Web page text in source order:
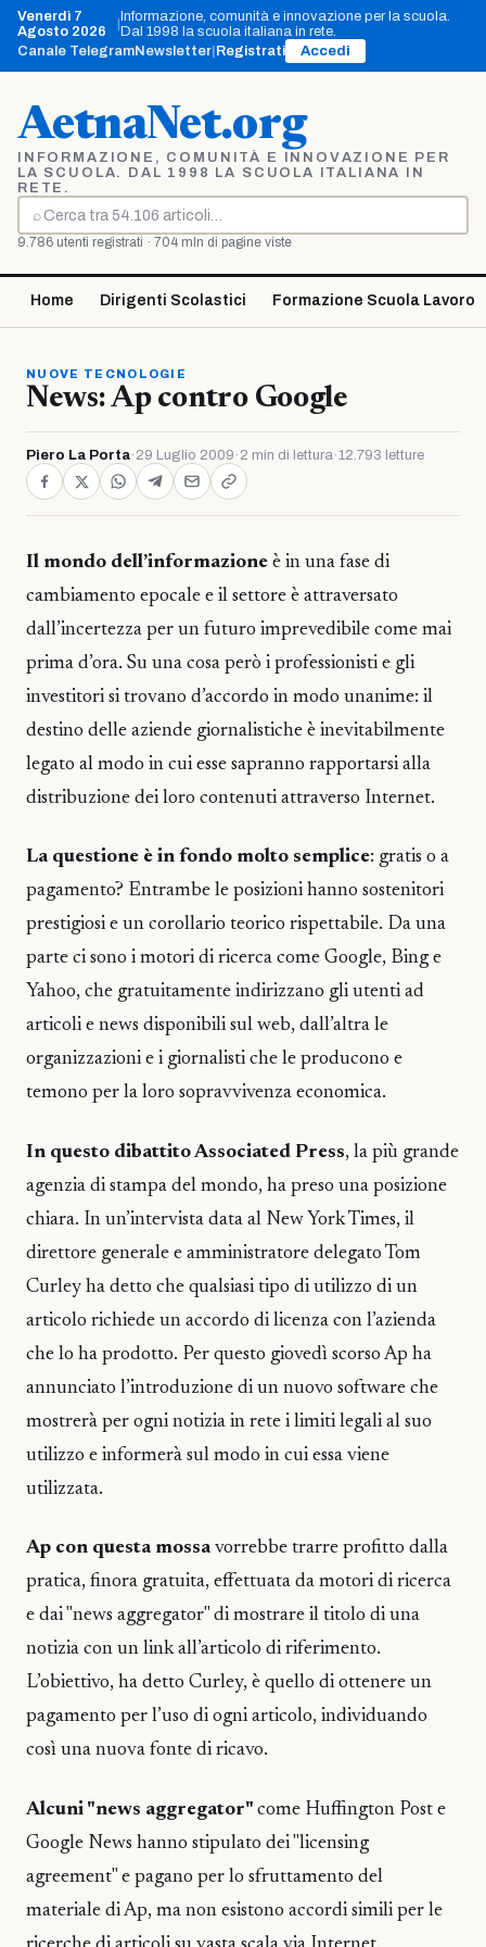
Vai
contenuto
Venerdì 7
Agosto 2026
Informazione, comunità e innovazione per la scuola.
Dal 1998 la scuola italiana in rete.
Canale TelegramNewsletter Registrati Accedi
AetnaNet.org
INFORMAZIONE, COMUNITÀ E INNOVAZIONE PER
LA SCUOLA. DAL 1998 LA SCUOLA ITALIANA IN
RETE.
⌕
Cerca
9.786 utenti registrati · 704 mln di pagine viste
Home Dirigenti Scolastici Formazione Scuola Lavoro
NUOVE TECNOLOGIE
News: Ap contro Google
Piero La Porta· 29 Luglio 2009 · 2 min di lettura·12.793 letture
Il mondo dell’informazione è in una fase di
cambiamento epocale e il settore è attraversato
dall’incertezza per un futuro imprevedibile come mai
prima d’ora. Su una cosa però i professionisti e gli
investitori si trovano d’accordo in modo unanime: il
destino delle aziende giornalistiche è inevitabilmente
legato al modo in cui esse sapranno rapportarsi alla
distribuzione dei loro contenuti attraverso Internet.
La questione è in fondo molto semplice: gratis o a
pagamento? Entrambe le posizioni hanno sostenitori
prestigiosi e un corollario teorico rispettabile. Da una
parte ci sono i motori di ricerca come Google, Bing e
Yahoo, che gratuitamente indirizzano gli utenti ad
articoli e news disponibili sul web, dall’altra le
organizzazioni e i giornalisti che le producono e
temono per la loro sopravvivenza economica.
In questo dibattito Associated Press, la più grande
agenzia di stampa del mondo, ha preso una posizione
chiara. In un’intervista data al New York Times, il
direttore generale e amministratore delegato Tom
Curley ha detto che qualsiasi tipo di utilizzo di un
articolo richiede un accordo di licenza con l’azienda
che lo ha prodotto. Per questo giovedì scorso Ap ha
annunciato l’introduzione di un nuovo software che
mostrerà per ogni notizia in rete i limiti legali al suo
utilizzo e informerà sul modo in cui essa viene
utilizzata.
Ap con questa mossavorrebbe trarre profitto dalla
pratica, finora gratuita, effettuata da motori di ricerca
e dai "news aggregator" di mostrare il titolo di una
notizia con un link all’articolo di riferimento.
L’obiettivo, ha detto Curley, è quello di ottenere un
pagamento per l’uso di ogni articolo, individuando
così una nuova fonte di ricavo.
Alcuni "news aggregator" come Huffington Post e
Google News hanno stipulato dei "licensing
agreement" e pagano per lo sfruttamento del
materiale di Ap, ma non esistono accordi simili per le